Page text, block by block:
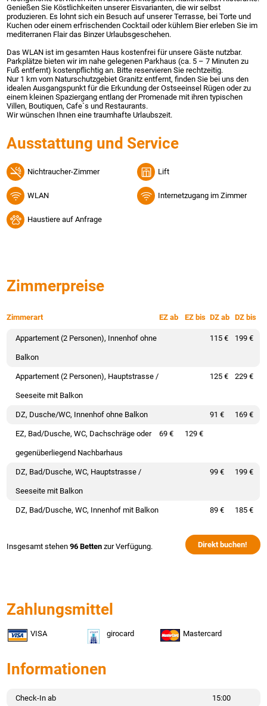
Ausstattung und Service
Nichtraucher-Zimmer Lift
WLAN Internetzugang im Zimmer
Haustiere auf Anfrage
Zimmerpreise
Zimmerart EZ ab EZ bis DZ ab DZ bis
Appartement (2 Personen), Innenhof ohne
Balkon
115 € 199 €
Appartement (2 Personen), Hauptstrasse /
Seeseite mit Balkon
125 € 229 €
DZ, Dusche/WC, Innenhof ohne Balkon 91 € 169 €
EZ, Bad/Dusche, WC, Dachschräge oder
gegenüberliegend Nachbarhaus
69 € 129 €
DZ, Bad/Dusche, WC, Hauptstrasse /
Seeseite mit Balkon
99 € 199 €
DZ, Bad/Dusche, WC, Innenhof mit Balkon 89 € 185 €
Insgesamt stehen96 Betten zur Verfügung. Direkt buchen!
Zahlungsmittel
VISA girocard Mastercard
Informationen
Check-In ab 15:00
Genießen Sie Köstlichkeiten unserer Eisvarianten, die wir selbst
produzieren. Es lohnt sich ein Besuch auf unserer Terrasse, bei Torte und
Kuchen oder einem erfrischenden Cocktail oder kühlem Bier erleben Sie im
mediterranen Flair das Binzer Urlaubsgeschehen.
Das WLAN ist im gesamten Haus kostenfrei für unsere Gäste nutzbar.
Parkplätze bieten wir im nahe gelegenen Parkhaus (ca. 5 – 7 Minuten zu
Fuß entfernt) kostenpflichtig an. Bitte reservieren Sie rechtzeitig.
Nur 1 km vom Naturschutzgebiet Granitz entfernt, finden Sie bei uns den
idealen Ausgangspunkt für die Erkundung der Ostseeinsel Rügen oder zu
einem kleinen Spaziergang entlang der Promenade mit ihren typischen
Villen, Boutiquen, Cafe`s und Restaurants.
Wir wünschen Ihnen eine traumhafte Urlaubszeit.